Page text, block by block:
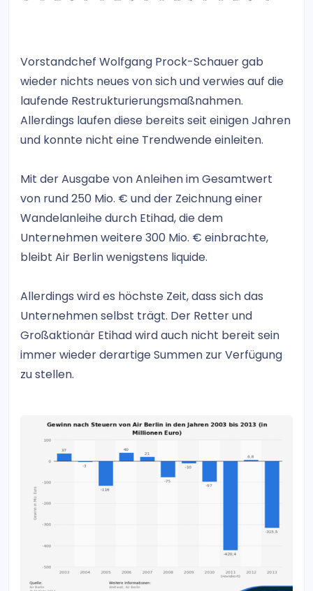
Vorstandchef Wolfgang Prock-Schauer gab
wieder nichts neues von sich und verwies auf die
laufende Restrukturierungsmaßnahmen.
Allerdings laufen diese bereits seit einigen Jahren
und konnte nicht eine Trendwende einleiten.
Mit der Ausgabe von Anleihen im Gesamtwert
von rund 250 Mio. € und der Zeichnung einer
Wandelanleihe durch Etihad, die dem
Unternehmen weitere 300 Mio. € einbrachte,
bleibt Air Berlin wenigstens liquide.
Allerdings wird es höchste Zeit, dass sich das
Unternehmen selbst trägt. Der Retter und
Großaktionär Etihad wird auch nicht bereit sein
immer wieder derartige Summen zur Verfügung
zu stellen.